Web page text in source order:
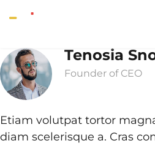
Tenosia
Founder of CEO
Etiam volutpat tortor
diam scelerisque a. Cras